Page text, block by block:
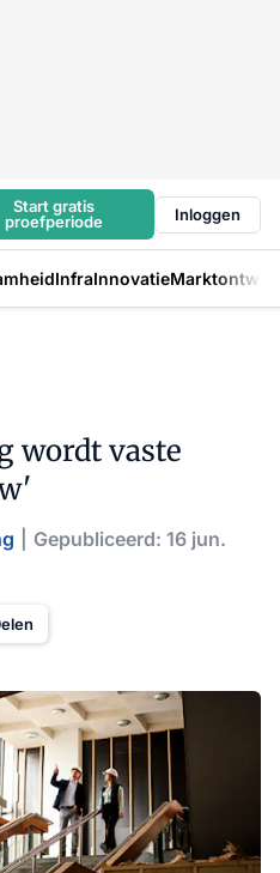
Start gratis
proefperiode
Inloggen
InfraInnovatie
wordt vaste
Gepubliceerd: 16 jun.